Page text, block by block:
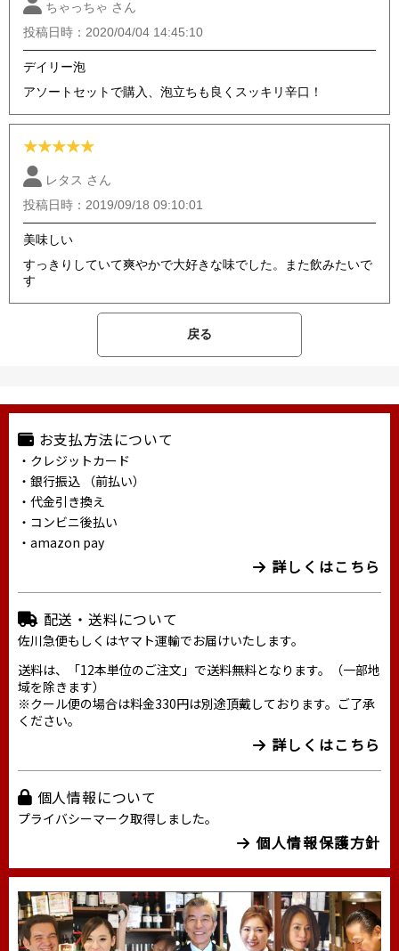
ちゃっちゃ さん
投稿日時：2020/04/04 14:45:10
デイリー泡
アソートセットで購入、泡立ちも良くスッキリ辛口！
★★★★★
レタス さん
投稿日時：2019/09/18 09:10:01
美味しい
すっきりしていて爽やかで大好きな味でした。また飲みたいで
す
戻る
お支払方法について
・クレジットカード
・銀行振込 （前払い）
・代金引き換え
・コンビニ後払い
・amazon pay
詳しくはこちら
配送・送料について
佐川急便もしくはヤマト運輸でお届けいたします。
送料は、「12本単位のご注文」で送料無料となります。（一部地
域を除きます）
※クール便の場合は料金330円は別途頂戴しております。ご了承
ください。
詳しくはこちら
個人情報について
プライバシーマーク取得しました。
個人情報保護方針